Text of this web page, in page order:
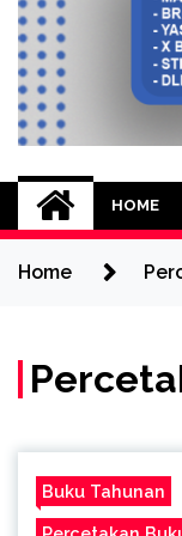
Goe
0822-
HOME
Home
Buku Tahunan